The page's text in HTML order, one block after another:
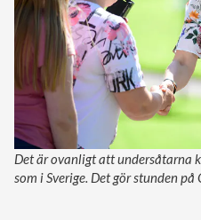
Det är ovanligt att undersåtarna
som i Sverige. Det gör stunden